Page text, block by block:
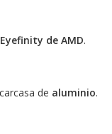
Eyefinity de AMD.
de aluminio.